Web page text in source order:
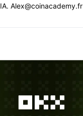
IA. Alex@coinacademy.fr